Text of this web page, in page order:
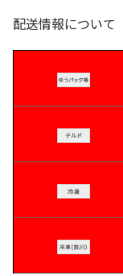
配送情報について